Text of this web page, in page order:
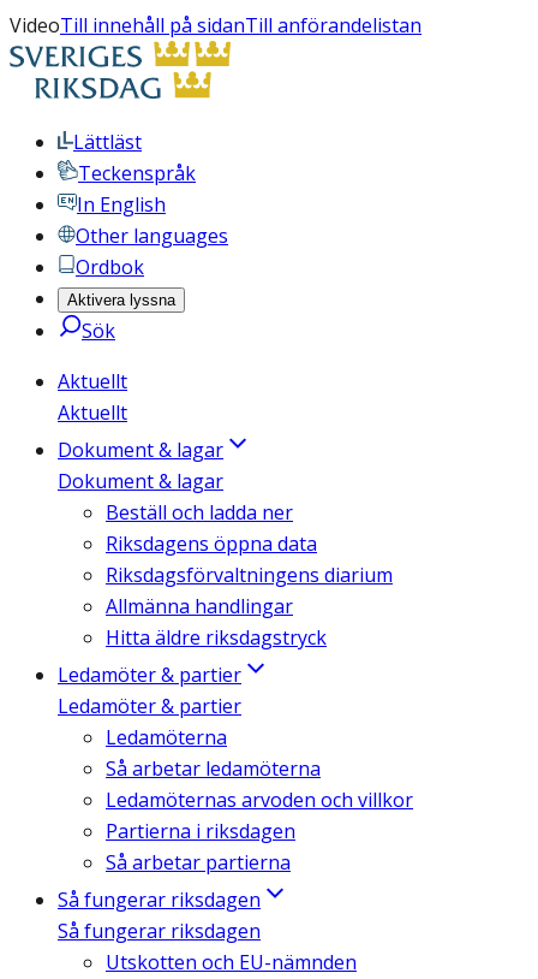
VideoTill innehåll på sidanTill anförandelistan
Lättläst
Teckenspråk
In English
Other languages
Ordbok
Aktivera lyssna
Sök
Aktuellt
Aktuellt
Dokument & lagar
Dokument & lagar
Beställ och ladda ner
Riksdagens öppna data
Riksdagsförvaltningens diarium
Allmänna handlingar
Hitta äldre riksdagstryck
Ledamöter & partier
Ledamöter & partier
Ledamöterna
Så arbetar ledamöterna
Ledamöternas arvoden och villkor
Partierna i riksdagen
Så arbetar partierna
Så fungerar riksdagen
Så fungerar riksdagen
Utskotten och EU-nämnden